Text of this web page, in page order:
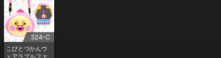
324-C
こびとづかんウ
ェアラブルファ